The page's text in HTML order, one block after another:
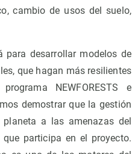
cambio de usos del suelo,
para desarrollar modelos de
que hagan más resilientes
NEWFORESTS e
demostrar que la gestión
a las amenazas del
participa en el proyecto.